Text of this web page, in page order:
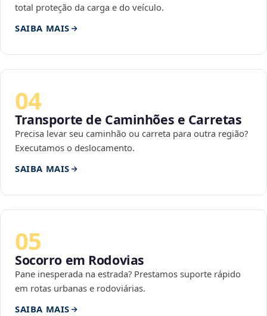
total proteção da carga e do veículo.
SAIBA MAIS
04
Transporte de Caminhões e Carretas
Precisa levar seu caminhão ou carreta para outra região?
Executamos o deslocamento.
SAIBA MAIS
05
Socorro em Rodovias
Pane inesperada na estrada? Prestamos suporte rápido
em rotas urbanas e rodoviárias.
SAIBA MAIS